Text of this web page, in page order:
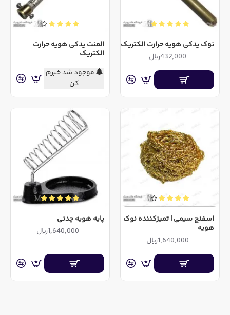
نوک یدکی هویه حرارت الکتریک
432,000ریال
المنت یدکی هویه حرارت
الکتریک
موجود شد خبرم
کن
اسفنج سیمی | تمیزکننده نوک
هویه
1,640,000ریال
پایه هویه چدنی
1,640,000ریال